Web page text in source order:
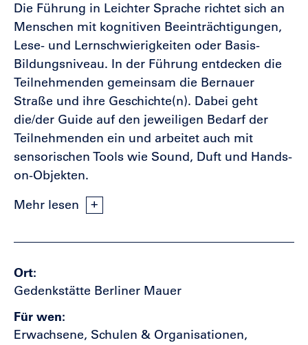
Die Führung in Leichter Sprache richtet sich an
Menschen mit kognitiven Beeinträchtigungen,
Lese- und Lernschwierigkeiten oder Basis-
Bildungsniveau. In der Führung entdecken die
Teilnehmenden gemeinsam die Bernauer
Straße und ihre Geschichte(n). Dabei geht
die/der Guide auf den jeweiligen Bedarf der
Teilnehmenden ein und arbeitet auch mit
sensorischen Tools wie Sound, Duft und Hands-
on-Objekten.
Mehr lesen
Ort
Gedenkstätte Berliner Mauer
Für wen
Erwachsene, Schulen & Organisationen,